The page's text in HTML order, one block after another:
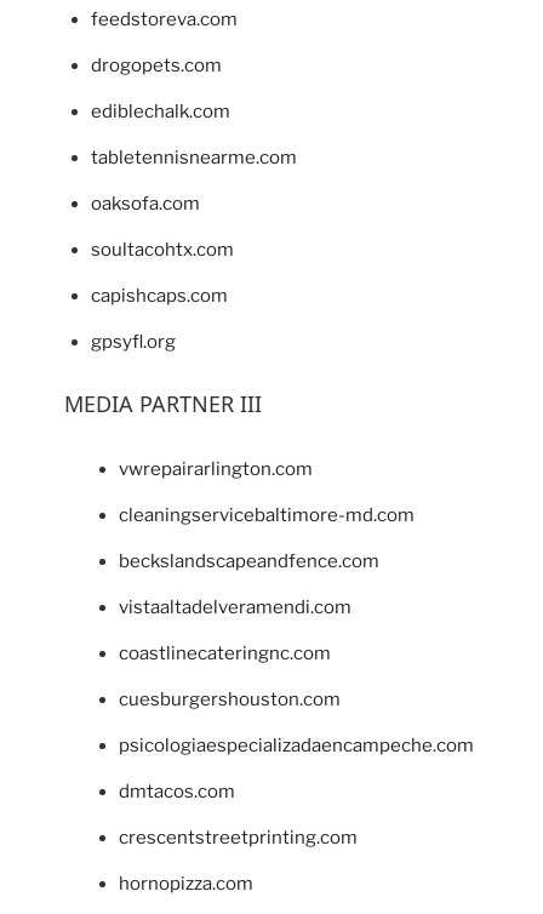
feedstoreva.com
drogopets.com
ediblechalk.com
tabletennisnearme.com
oaksofa.com
soultacohtx.com
capishcaps.com
gpsyfl.org
MEDIA PARTNER III
vwrepairarlington.com
cleaningservicebaltimore-md.com
beckslandscapeandfence.com
vistaaltadelveramendi.com
coastlinecateringnc.com
cuesburgershouston.com
psicologiaespecializadaencampeche.com
dmtacos.com
crescentstreetprinting.com
hornopizza.com